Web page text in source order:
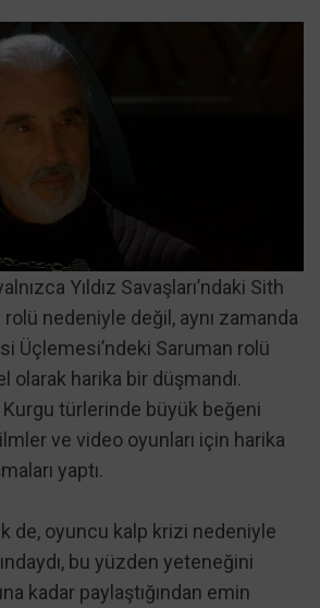
Yıldız Savaşları’ndaki Sith
nedeniyle değil, aynı zamanda
Üçlemesi’ndeki Saruman rolü
olarak harika bir düşmandı.
türlerinde büyük beğeni
ve video oyunları için harika
yaptı.
de, oyuncu kalp krizi nedeniyle
bu yüzden yeteneğini
kadar paylaştığından emin